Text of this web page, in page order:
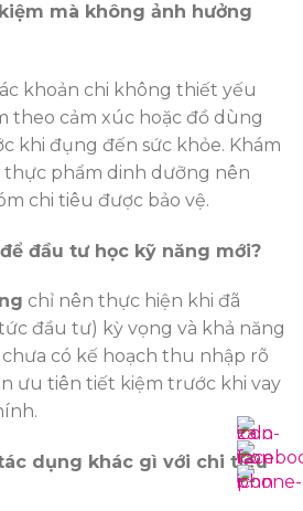
mà không ảnh hưởng
khoản chi không thiết yếu
theo cảm xúc hoặc đồ dùng
khi đụng đến sức khỏe. Khám
thực phẩm dinh dưỡng nên
chi tiêu được bảo vệ.
đầu tư học kỹ năng mới?
chỉ nên thực hiện khi đã
đầu tư) kỳ vọng và khả năng
có kế hoạch thu nhập rõ
ưu tiên tiết kiệm trước khi vay
dụng khác gì với chi tiêu